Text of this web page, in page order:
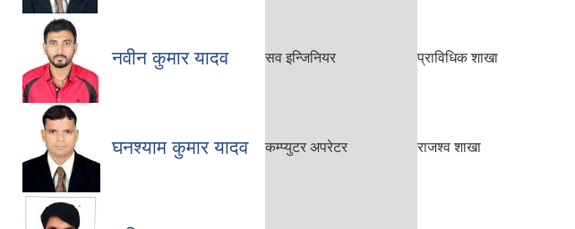
नवीन कुमार यादव सव इन्जिनियर प्राविधिक शाखा
घनश्याम कुमार यादव कम्प्युटर अपरेटर राजश्व शाखा